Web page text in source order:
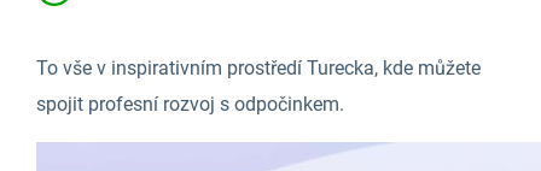
To vše v inspirativním prostředí Turecka, kde můžete
spojit profesní rozvoj s odpočinkem.